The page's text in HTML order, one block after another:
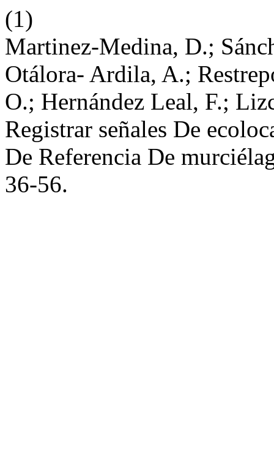
(1)
Martinez-Medina, D.;
Otálora- Ardila, A.;
O.; Hernández Leal, F.;
Registrar señales De
De Referencia De
36-56.